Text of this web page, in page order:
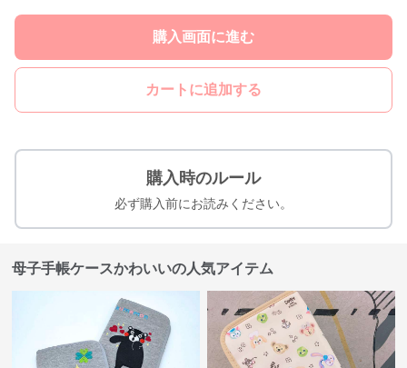
購入画面に進む
カートに追加する
購入時のルール
必ず購入前にお読みください。
母子手帳ケースかわいいの人気アイテム